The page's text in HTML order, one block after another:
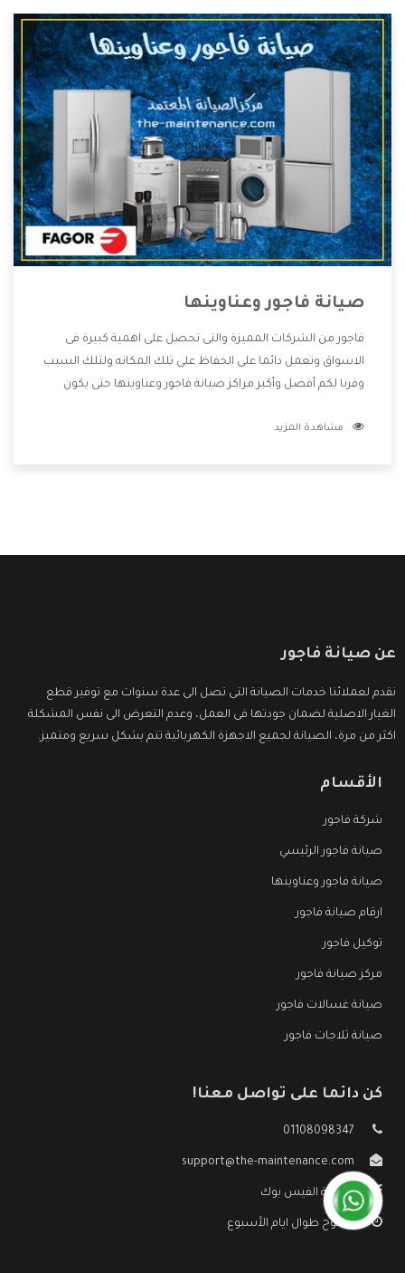
صيانة فاجور وعناوينها
فاجور من الشركات المميزة والتى تحصل على اهمية كبيرة فى
الاسواق وتعمل دائما على الحفاظ على تلك المكانه ولتلك السبب
وفرنا لكم أفضل وأكبر مراكز صيانة فاجور وعناوينها حتى يكون
دون اى ازعاج كما أننا نهتم بكل ما يحتاجه المستهلك لكى نحافظ
مشاهدة المزيد
عن صيانة فاجور
نقدم لعملائنا خدمات الصيانة التى تصل الى عدة سنوات مع توفير قطع
الغيار الاصلية لضمان جودتها فى العمل، وعدم التعرض الى نفس المشكلة
اكثر من مرة، الصيانة لجميع الاجهزة الكهربائية تتم بشكل سريع ومتميز.
الأقسام
شركة فاجور
صيانة فاجور الرئيسي
صيانة فاجور وعناوينها
ارقام صيانة فاجور
توكيل فاجور
مركز صيانة فاجور
صيانة غسالات فاجور
صيانة ثلاجات فاجور
كن دائما على تواصل معنا!
01108098347
support@the-maintenance.com
صفحة الفيس بوك
مفتوح طوال ايام الأسبوع